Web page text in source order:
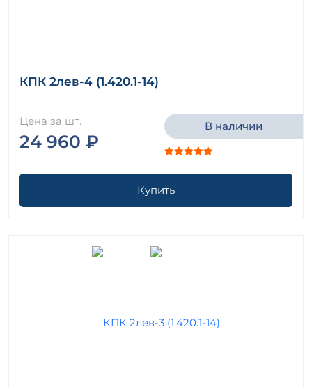
КПК 2лев-4 (1.420.1-14)
Цена за шт.
24 960 ₽
В наличии
Купить